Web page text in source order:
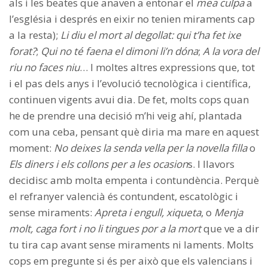
als i les beates que anaven a entonar el mea culpaa
l’església i després en eixir no tenien miraments cap
a la resta); Li diu el mort al degollat: qui t’ha fet ixe
forat?; Qui no té faena el dimoni li’n dóna; A la vora del
riu no faces niu… I moltes altres expressions que, tot
i el pas dels anys i l’evolució tecnològica i científica,
continuen vigents avui dia. De fet, molts cops quan
he de prendre una decisió m’hi veig ahí, plantada
com una ceba, pensant què diria ma mare en aquest
moment: No deixes la senda vella per la novella fillao
Els diners i els collons per a les ocasions. I llavors
decidisc amb molta empenta i contundència. Perquè
el refranyer valencià és contundent, escatològic i
sense miraments: Apreta i engull, xiqueta, o Menja
molt, caga fort i no li tingues por a la mortque ve a dir
tu tira cap avant sense miraments ni laments. Molts
cops em pregunte si és per això que els valencians i